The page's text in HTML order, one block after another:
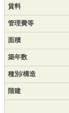
賃料
管理費等
面積
築年数
種別/構造
階建